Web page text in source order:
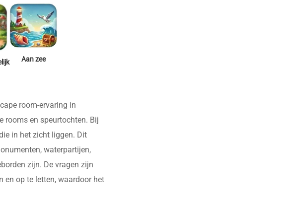
Aan zee
room-ervaring in
rooms en speurtochten. Bij
in het zicht liggen. Dit
waterpartijen,
zijn. De vragen zijn
en op te letten, waardoor het